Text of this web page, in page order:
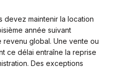
devez maintenir la location
année suivant
revenu global. Une vente ou
ce délai entraîne la reprise
Des exceptions